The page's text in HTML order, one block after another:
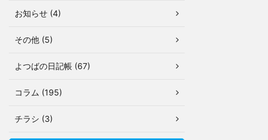
お知らせ (4)
その他 (5)
よつばの日記帳 (67)
コラム (195)
チラシ (3)